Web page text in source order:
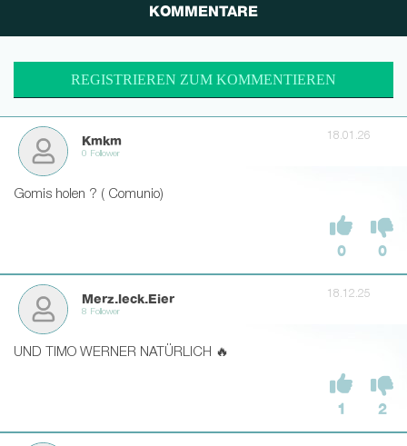
KOMMENTARE
REGISTRIEREN ZUM KOMMENTIEREN
Kmkm
0 Follower
18.01.26
Gomis holen ? ( Comunio)
0 0
Merz.leck.Eier
8 Follower
18.12.25
UND TIMO WERNER NATÜRLICH 🔥
1 2